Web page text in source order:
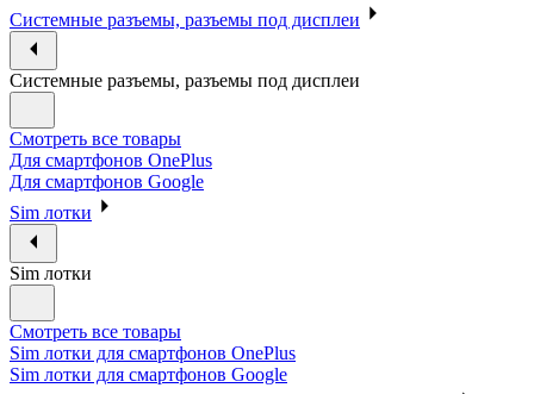
Системные разъемы, разъемы под дисплеи
Системные разъемы, разъемы под дисплеи
Смотреть все товары
Для смартфонов OnePlus
Для смартфонов Google
Sim лотки
Sim лотки
Смотреть все товары
Sim лотки для смартфонов OnePlus
Sim лотки для смартфонов Google